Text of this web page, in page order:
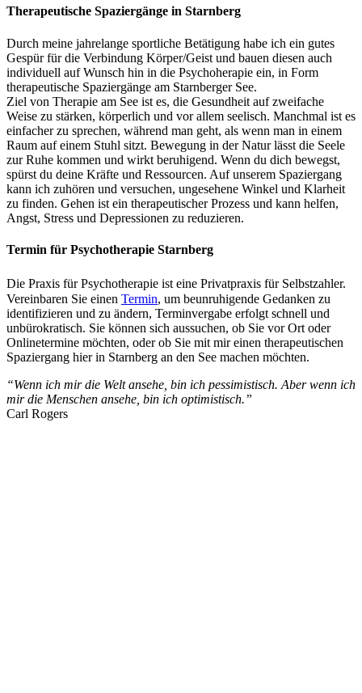
Therapeutische Spaziergänge in Starnberg
Durch meine jahrelange sportliche Betätigung habe ich ein gutes
Gespür für die Verbindung Körper/Geist und bauen diesen auch
individuell auf Wunsch hin in die Psychoherapie ein, in Form
therapeutische Spaziergänge am Starnberger See.
Ziel von Therapie am See ist es, die Gesundheit auf zweifache
Weise zu stärken, körperlich und vor allem seelisch. Manchmal ist es
einfacher zu sprechen, während man geht, als wenn man in einem
Raum auf einem Stuhl sitzt. Bewegung in der Natur lässt die Seele
zur Ruhe kommen und wirkt beruhigend. Wenn du dich bewegst,
spürst du deine Kräfte und Ressourcen. Auf unserem Spaziergang
kann ich zuhören und versuchen, ungesehene Winkel und Klarheit
zu finden. Gehen ist ein therapeutischer Prozess und kann helfen,
Angst, Stress und Depressionen zu reduzieren.
Termin für Psychotherapie Starnberg
Die Praxis für Psychotherapie ist eine Privatpraxis für Selbstzahler.
Vereinbaren Sie einen Termin, um beunruhigende Gedanken zu
identifizieren und zu ändern, Terminvergabe erfolgt schnell und
unbürokratisch. Sie können sich aussuchen, ob Sie vor Ort oder
Onlinetermine möchten, oder ob Sie mit mir einen therapeutischen
Spaziergang hier in Starnberg an den See machen möchten.
“Wenn ich mir die Welt ansehe, bin ich pessimistisch. Aber wenn ich
mir die Menschen ansehe, bin ich optimistisch.”
Carl Rogers